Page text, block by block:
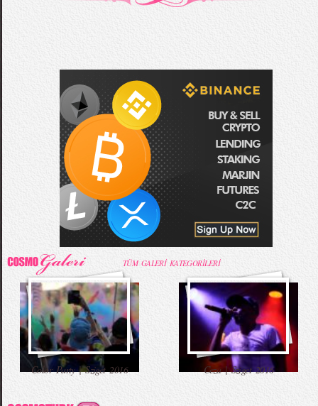
TÜM GALERİ KATEGORİLERİ
Color Party | Sziget 2016 Ceza | Sziget 2016